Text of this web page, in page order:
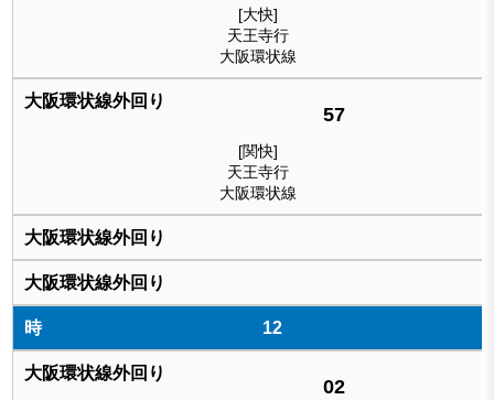
[大快]
天王寺行
大阪環状線
57
[関快]
天王寺行
大阪環状線
12
02